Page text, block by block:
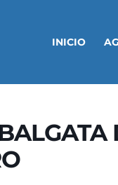
INICIO